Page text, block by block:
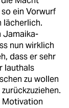
ein Vorwurf
lächerlich.
Jamaika-
nun wirklich
dass er sehr
lauthals
zu wollen
Motivation